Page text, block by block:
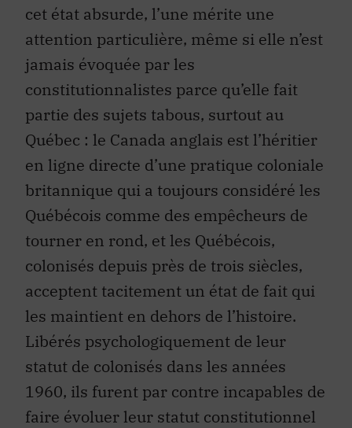
cet état absurde, l’une mérite une
attention particulière, même si elle n’est
jamais évoquée par les
constitutionnalistes parce qu’elle fait
partie des sujets tabous, surtout au
Québec : le Canada anglais est l’héritier
en ligne directe d’une pratique coloniale
britannique qui a toujours considéré les
Québécois comme des empêcheurs de
tourner en rond, et les Québécois,
colonisés depuis près de trois siècles,
acceptent tacitement un état de fait qui
les maintient en dehors de l’histoire.
Libérés psychologiquement de leur
statut de colonisés dans les années
1960, ils furent par contre incapables de
faire évoluer leur statut constitutionnel